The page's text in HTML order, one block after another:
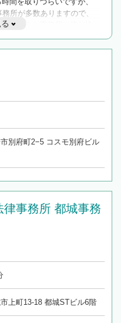
所が多数ありますので、
のような事務所に絞り込
別府町2−5 コスモ別府ビル
事務所 都城事務
上町13-18 都城STビル6階